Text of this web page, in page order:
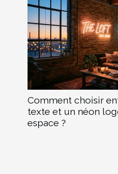
Comment choisir
texte et un néon
espace ?